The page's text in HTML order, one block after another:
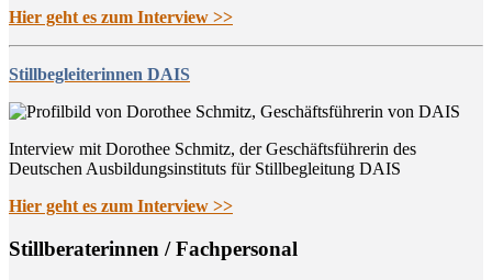
Hier geht es zum Interview >>
Stillbegleiterinnen DAIS
Interview mit Dorothee Schmitz, der Geschäftsführerin des
Deutschen Ausbildungsinstituts für Stillbegleitung DAIS
Hier geht es zum Interview >>
Still­be­ra­te­rin­nen / Fachpersonal